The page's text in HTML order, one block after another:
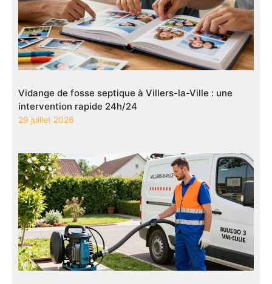
Vidange de fosse septique à Villers-la-Ville : une
intervention rapide 24h/24
29 juillet 2026